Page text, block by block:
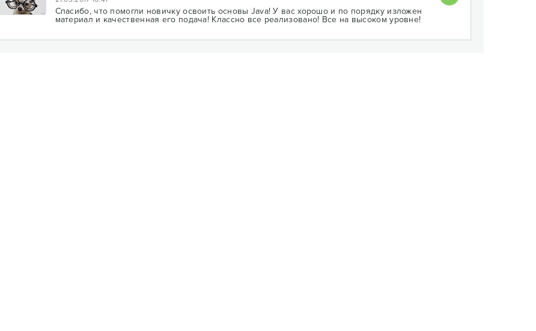
Спасибо, что помогли новичку освоить основы Java! У вас хорошо и по порядку изложен
материал и качественная его подача! Классно все реализовано! Все на высоком уровне!